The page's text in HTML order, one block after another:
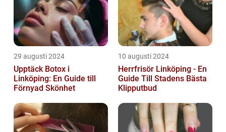
29 augusti 2024
Upptäck Botox i
Linköping: En Guide till
Förnyad Skönhet
10 augusti 2024
Herrfrisör Linköping - En
Guide Till Stadens Bästa
Klipputbud